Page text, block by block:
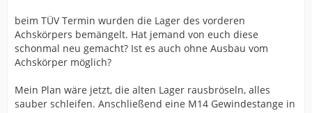
beim TÜV Termin wurden die Lager des vorderen
Achskörpers bemängelt. Hat jemand von euch diese
schonmal neu gemacht? Ist es auch ohne Ausbau vom
Achskörper möglich?
Mein Plan wäre jetzt, die alten Lager rausbröseln, alles
sauber schleifen. Anschließend eine M14 Gewindestange in